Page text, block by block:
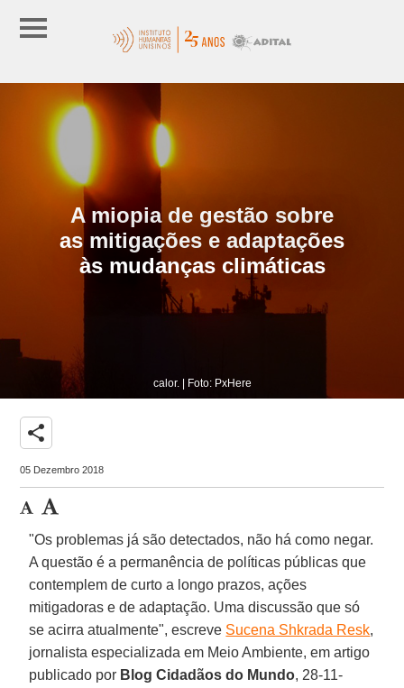
A miopia de gestão sobre
as mitigações e adaptações
às mudanças climáticas
calor. | Foto: PxHere
share
05 Dezembro 2018
"Os problemas já são detectados, não há como negar.
A questão é a permanência de políticas públicas que
contemplem de curto a longo prazos, ações
mitigadoras e de adaptação. Uma discussão que só
se acirra atualmente", escreve Sucena Shkrada Resk,
jornalista especializada em Meio Ambiente, em artigo
publicado por Blog Cidadãos do Mundo, 28-11-